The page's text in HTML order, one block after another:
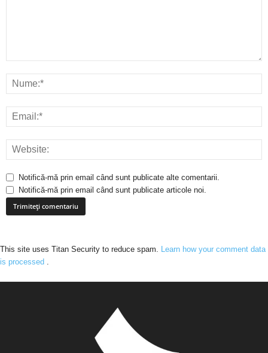
Notifică-mă prin email când sunt publicate alte comentarii.
Notifică-mă prin email când sunt publicate articole noi.
This site uses Titan Security to reduce spam. Learn how your comment data
is processed .